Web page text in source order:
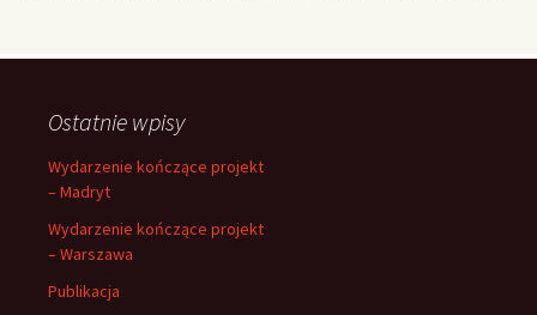
Ostatnie wpisy
Wydarzenie kończące projekt
– Madryt
Wydarzenie kończące projekt
– Warszawa
Publikacja